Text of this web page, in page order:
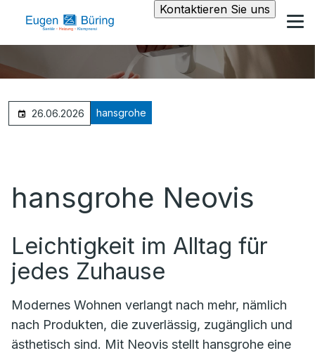
Kontaktieren Sie uns
26.06.2026 hansgrohe
hansgrohe Neovis
Leichtigkeit im Alltag für
jedes Zuhause
Modernes Wohnen verlangt nach mehr, nämlich
nach Produkten, die zuverlässig, zugänglich und
ästhetisch sind. Mit Neovis stellt hansgrohe eine